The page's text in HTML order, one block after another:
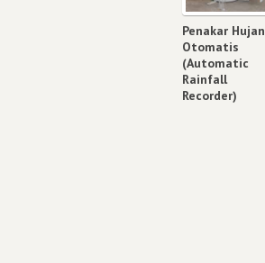
Penakar Hujan
Otomatis
(Automatic
Rainfall
Recorder)